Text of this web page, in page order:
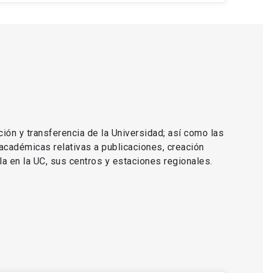
y transferencia de la Universidad; así como las
relativas a publicaciones, creación
en la UC, sus centros y estaciones regionales.